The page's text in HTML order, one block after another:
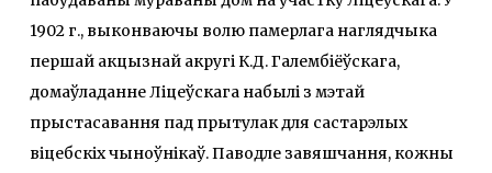
1902 г., выконваючы волю памерлага наглядчыка
першай акцызнай акругі К.Д. Галембіёўскага,
домаўладанне Ліцеўскага набылі з мэтай
прыстасавання пад прытулак для састарэлых
віцебскіх чыноўнікаў. Паводле завяшчання, кожны